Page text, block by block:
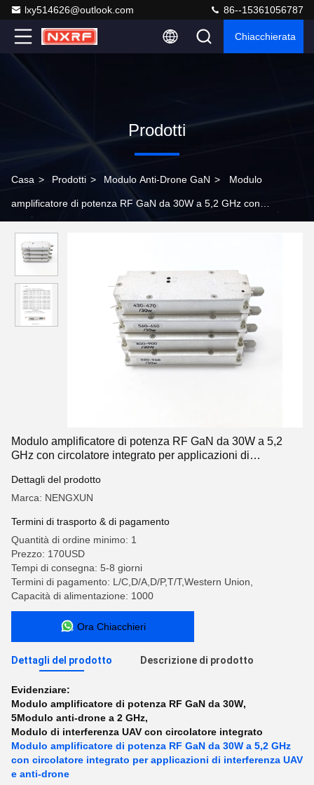
lxy514626@outlook.com 86--15361056787
Chiacchierata
Prodotti
Casa > Prodotti > Modulo Anti-Drone GaN > Modulo
amplificatore di potenza RF GaN da 30W a 5,2 GHz con
drone
Modulo amplificatore di potenza RF GaN da 30W a 5,2
GHz con circolatore integrato per applicazioni di
Dettagli del prodotto
Marca: NENGXUN
Termini di trasporto & di pagamento
Quantità di ordine minimo: 1
Prezzo: 170USD
Tempi di consegna: 5-8 giorni
Termini di pagamento: L/C,D/A,D/P,T/T,Western Union,
Capacità di alimentazione: 1000
Ora Chiacchieri
Dettagli del prodotto Descrizione di prodotto
Evidenziare:
Modulo amplificatore di potenza RF GaN da 30W,
5Modulo anti-drone a 2 GHz,
Modulo di interferenza UAV con circolatore integrato
Modulo amplificatore di potenza RF GaN da 30W a 5,2 GHz
con circolatore integrato per applicazioni di interferenza UAV
e anti-drone